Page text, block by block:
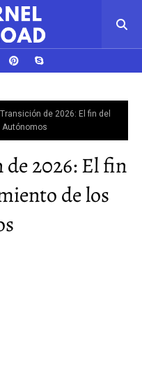
Transición de 2026: El fin del
Autónomos
de 2026: El fin
de los